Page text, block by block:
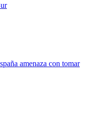
amenaza con tomar